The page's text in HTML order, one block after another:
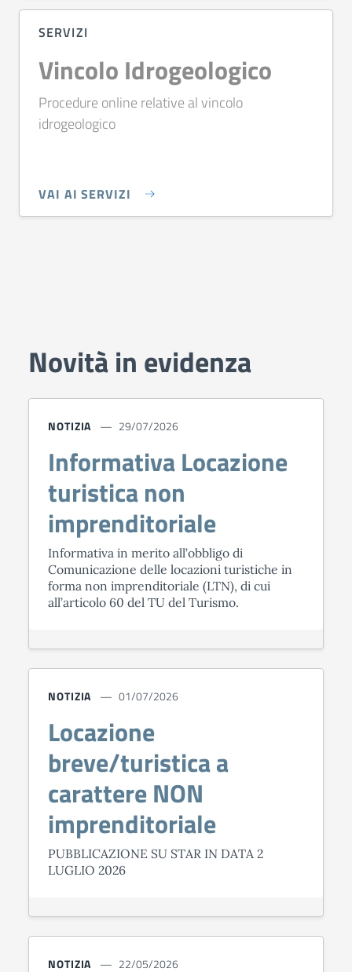
SERVIZI
Vincolo Idrogeologico
Procedure online relative al vincolo
idrogeologico
VAI AI SERVIZI
Novità in evidenza
NOTIZIA 29/07/2026
Informativa Locazione
turistica non
imprenditoriale
Informativa in merito all’obbligo di
Comunicazione delle locazioni turistiche in
forma non imprenditoriale (LTN), di cui
all’articolo 60 del TU del Turismo.
NOTIZIA 01/07/2026
Locazione
breve/turistica a
carattere NON
imprenditoriale
PUBBLICAZIONE SU STAR IN DATA 2
LUGLIO 2026
NOTIZIA 22/05/2026